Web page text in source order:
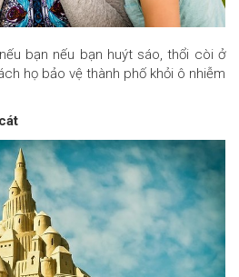
bạn nếu bạn huýt sáo, thổi còi ở
họ bảo vệ thành phố khỏi ô nhiễm